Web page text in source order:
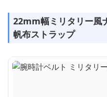
22mm幅ミリタリー風
帆布ストラップ